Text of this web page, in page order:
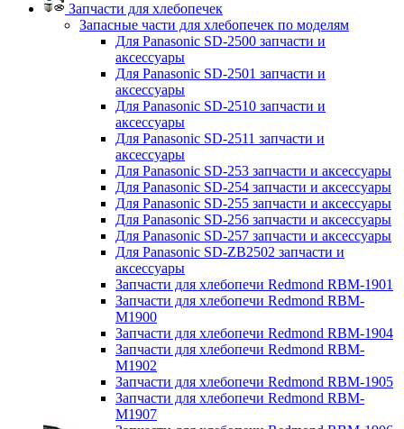
Запчасти для хлебопечек
Запасные части для хлебопечек по моделям
Для Panasonic SD-2500 запчасти и
аксессуары
Для Panasonic SD-2501 запчасти и
аксессуары
Для Panasonic SD-2510 запчасти и
аксессуары
Для Panasonic SD-2511 запчасти и
аксессуары
Для Panasonic SD-253 запчасти и аксессуары
Для Panasonic SD-254 запчасти и аксессуары
Для Panasonic SD-255 запчасти и аксессуары
Для Panasonic SD-256 запчасти и аксессуары
Для Panasonic SD-257 запчасти и аксессуары
Для Panasonic SD-ZB2502 запчасти и
аксессуары
Запчасти для хлебопечи Redmond RBM-1901
Запчасти для хлебопечи Redmond RBM-
M1900
Запчасти для хлебопечи Redmond RBM-1904
Запчасти для хлебопечи Redmond RBM-
M1902
Запчасти для хлебопечи Redmond RBM-1905
Запчасти для хлебопечи Redmond RBM-
M1907